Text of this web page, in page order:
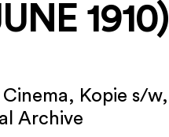
1910)
Cinema, Kopie s/
Archive